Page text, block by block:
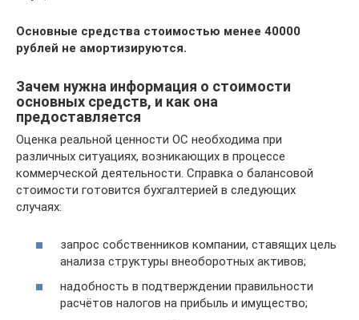
Основные средства стоимостью менее 40000
рублей не амортизируются.
Зачем нужна информация о стоимости
основных средств, и как она
предоставляется
Оценка реальной ценности ОС необходима при
различных ситуациях, возникающих в процессе
коммерческой деятельности. Справка о балансовой
стоимости готовится бухгалтерией в следующих
случаях:
запрос собственников компании, ставящих цель
анализа структуры внеоборотных активов;
надобность в подтверждении правильности
расчётов налогов на прибыль и имущество;